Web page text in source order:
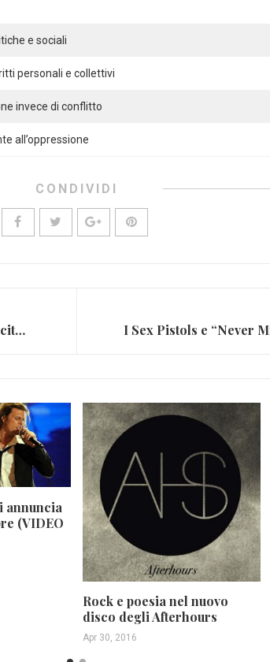
e ⁣sociali
⁣personali e⁤ collettivi
invece di conflitto
all’oppressione
CONDIVIDI
Miles Davis e il disco “Kind of Blue”: la nascita del cool jazz
annuncia
(VIDEO
Rock e poesia nel nuovo
disco degli Afterhours
Apr 30, 2016